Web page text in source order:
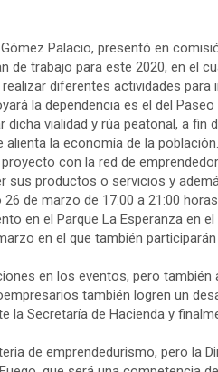
Palacio, presentó en
de trabajo para este 2020, en el
diferentes actividades para
la dependencia es el del
dicha vialidad y rúa peatonal, a
la economía de la población.
con la red de
sus productos o servicios y
de marzo de 17:00 a 21:00
en el Parque La Esperanza en
en el que también
en los eventos, pero
también logren un
la Secretaría de Hacienda y
de emprendedurismo, pero la